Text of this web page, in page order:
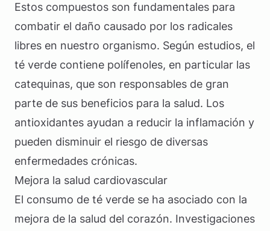
Estos compuestos son fundamentales para
combatir el daño causado por los radicales
libres en nuestro organismo. Según estudios, el
té verde contiene polífenoles, en particular las
catequinas, que son responsables de gran
parte de sus beneficios para la salud. Los
antioxidantes ayudan a reducir la inflamación y
pueden disminuir el riesgo de diversas
enfermedades crónicas.
Mejora la salud cardiovascular
El consumo de té verde se ha asociado con la
mejora de la salud del corazón. Investigaciones